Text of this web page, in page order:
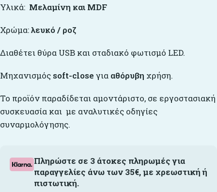
Υλικά: Μελαμίνη και MDF
Χρώμα:λευκό / ροζ
Διαθέτει θύρα USB και σταδιακό φωτισμό LED.
Μηχανισμός soft-close για αθόρυβη χρήση.
Το προϊόν παραδίδεται αμοντάριστο, σε εργοστασιακή
συσκευασία και με αναλυτικές οδηγίες
συναρμολόγησης.
Πληρώστε σε 3 άτοκες πληρωμές για
παραγγελίες άνω των 35€, με χρεωστική ή
πιστωτική.